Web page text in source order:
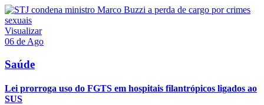
Visualizar
06 de Ago
Saúde
Lei prorroga uso do FGTS em hospitais filantrópicos ligados ao
SUS